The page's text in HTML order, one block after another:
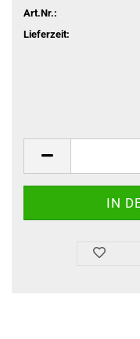
Art.Nr.:
Lieferzeit: